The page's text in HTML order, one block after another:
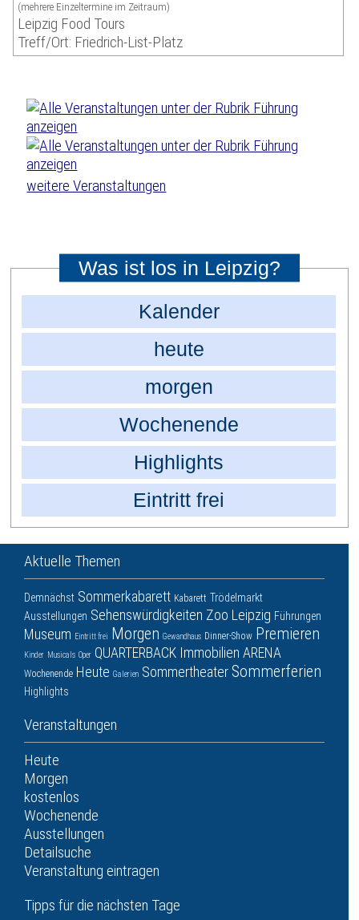
(mehrere Einzeltermine im Zeitraum)
Leipzig Food Tours
Treff/Ort: Friedrich-List-Platz
weitere Veranstaltungen
Was ist los in Leipzig?
Kalender
heute
morgen
Wochenende
Highlights
Eintritt frei
Aktuelle Themen
Demnächst Sommerkabarett Kabarett Trödelmarkt
Ausstellungen Sehenswürdigkeiten Zoo Leipzig Führungen
Museum Eintritt frei Morgen Gewandhaus Dinner-Show Premieren
Kinder Musicals Oper QUARTERBACK Immobilien ARENA
Wochenende Heute Galerien SommertheaterSommerferien
Highlights
Veranstaltungen
Heute
Morgen
kostenlos
Wochenende
Ausstellungen
Detailsuche
Veranstaltung eintragen
Tipps für die nächsten Tage